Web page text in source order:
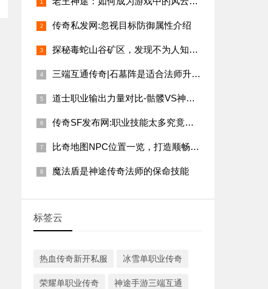
传奇私发网:忽视目标防御属性介绍
探秘毒蛇山谷矿区，发现不为人知的乐趣
三端互通传奇|石墓阵是适合法师升级的地图
道士职业输出力量对比-骷髅VS神兽，谁更强？
传奇SF发布网:职业技能太多究竟是好还是坏?
比奇地图NPC位置一览，打造顺畅单职业传奇之旅！
魔法盾是神途传奇法师的保命技能
标签云
热血传奇新开私服 冰雪单职业传奇
荣耀单职业传奇 神途手游三端互通